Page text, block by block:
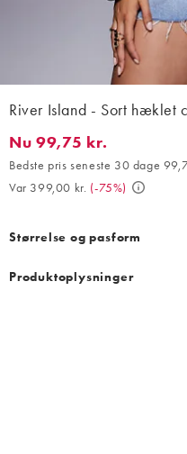
River Island - Sort hæklet
Nu 99,75 kr.. Bedste pris
Nu 99,75 kr.
Bedste pris seneste 30 dage
Var 399,00 kr. (-75%)
Størrelse og pasform
Produktoplysninger